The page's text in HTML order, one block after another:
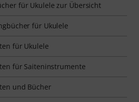
für Ukulele zur Übersicht
für Ukulele
für Ukulele
für Saiteninstrumente
und Bücher